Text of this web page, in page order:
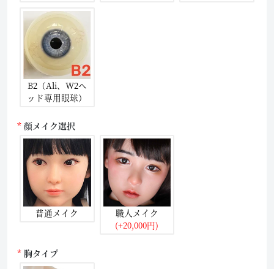
B2（Ali、W2ヘ
ッド専用眼球）
顔メイク選択
普通メイク
職人メイク
(+20,000円)
胸タイプ